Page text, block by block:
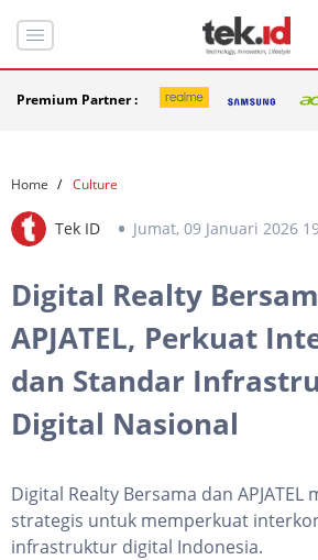
Premium Partner :
Home Culture
Tek ID Jumat, 09 Januari 2026
Digital Realty
APJATEL, Perkuat
dan Standar
Digital Nasional
Digital Realty Bersama dan APJATEL
strategis untuk memperkuat
infrastruktur digital Indonesia.